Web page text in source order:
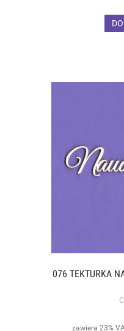
076 TEKTURKA
zawiera 23%